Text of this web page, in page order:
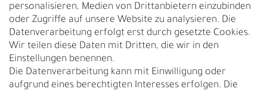
Nachhaltigkeit
Kontakt
Über uns
Rückgabe
Gürtelgröße messen
personalisieren, Medien von Drittanbietern einzubinden
oder Zugriffe auf unsere Website zu analysieren. Die
Datenverarbeitung erfolgt erst durch gesetzte Cookies.
Wir teilen diese Daten mit Dritten, die wir in den
Einstellungen benennen.
Die Datenverarbeitung kann mit Einwilligung oder
aufgrund eines berechtigten Interesses erfolgen. Die